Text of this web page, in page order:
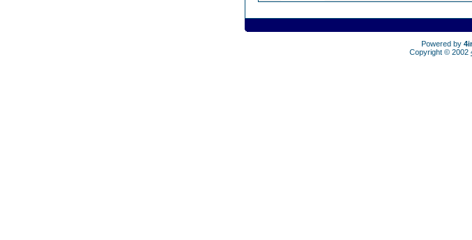
Powered by
Copyright © 2002